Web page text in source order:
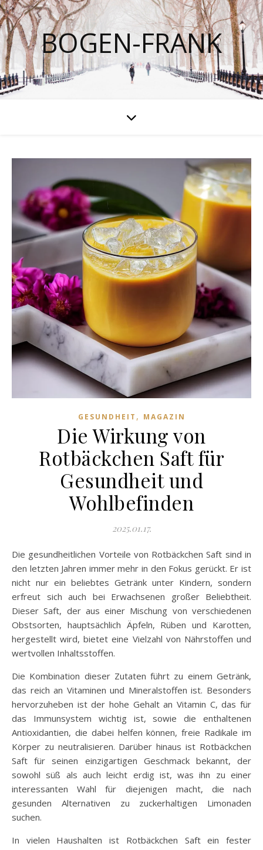
BOGEN-FRANK
GESUNDHEIT , MAGAZIN
Die Wirkung von
Rotbäckchen Saft für
Gesundheit und
Wohlbefinden
2025.01.17.
Die gesundheitlichen Vorteile von Rotbäckchen Saft sind in
den letzten Jahren immer mehr in den Fokus gerückt. Er ist
nicht nur ein beliebtes Getränk unter Kindern, sondern
erfreut sich auch bei Erwachsenen großer Beliebtheit.
Dieser Saft, der aus einer Mischung von verschiedenen
Obstsorten, hauptsächlich Äpfeln, Rüben und Karotten,
hergestellt wird, bietet eine Vielzahl von Nährstoffen und
wertvollen Inhaltsstoffen.
Die Kombination dieser Zutaten führt zu einem Getränk,
das reich an Vitaminen und Mineralstoffen ist. Besonders
hervorzuheben ist der hohe Gehalt an Vitamin C, das für
das Immunsystem wichtig ist, sowie die enthaltenen
Antioxidantien, die dabei helfen können, freie Radikale im
Körper zu neutralisieren. Darüber hinaus ist Rotbäckchen
Saft für seinen einzigartigen Geschmack bekannt, der
sowohl süß als auch leicht erdig ist, was ihn zu einer
interessanten Wahl für diejenigen macht, die nach
gesunden Alternativen zu zuckerhaltigen Limonaden
suchen.
In vielen Haushalten ist Rotbäckchen Saft ein fester